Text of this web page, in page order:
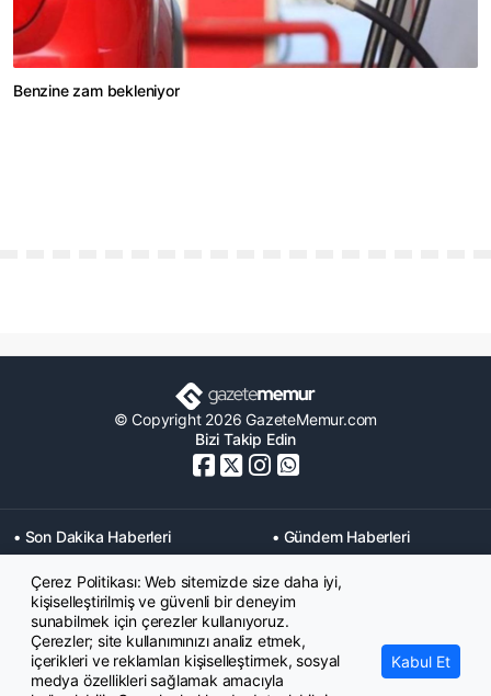
Benzine zam bekleniyor
© Copyright 2026 GazeteMemur.com
Bizi Takip Edin
• Son Dakika Haberleri
• Gündem Haberleri
• Memurlar Haberleri
• KPSS Haberleri
• Ekonomi Haberleri
• Eğitim Haberleri
• Yaşam Haberleri
• Maaş Verileri Haberleri
• Mahkeme Kararları
Haberleri
Çerez Politikası: Web sitemizde size daha iyi,
kişiselleştirilmiş ve güvenli bir deneyim
sunabilmek için çerezler kullanıyoruz.
Çerezler; site kullanımınızı analiz etmek,
içerikleri ve reklamları kişiselleştirmek, sosyal
medya özellikleri sağlamak amacıyla
Kabul Et